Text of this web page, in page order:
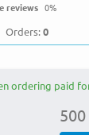
reviews 0%
Orders:0
ordering paid
500